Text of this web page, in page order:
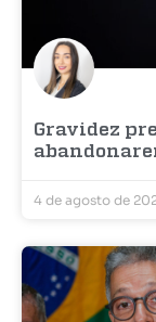
Gravidez
4 de agosto de